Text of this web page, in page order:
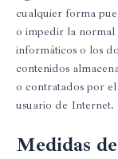
cualquier forma
o impedir la normal
informáticos o los
contenidos
o contratados por
usuario de Internet.
Medidas